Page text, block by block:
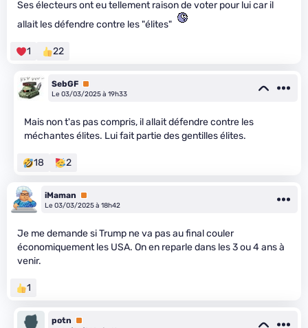
Ses électeurs ont eu tellement raison de voter pour lui car il
allait les défendre contre les "élites"
1 22
SebGF Premium
Le 03/03/2025 à 19h33
Mais non t'as pas compris, il allait défendre contre les
méchantes élites. Lui fait partie des gentilles élites.
18 2
iMaman
Premium
Le 03/03/2025 à 18h42
Je me demande si Trump ne va pas au final couler
économiquement les USA. On en reparle dans les 3 ou 4 ans à
venir.
1
potn
Premium